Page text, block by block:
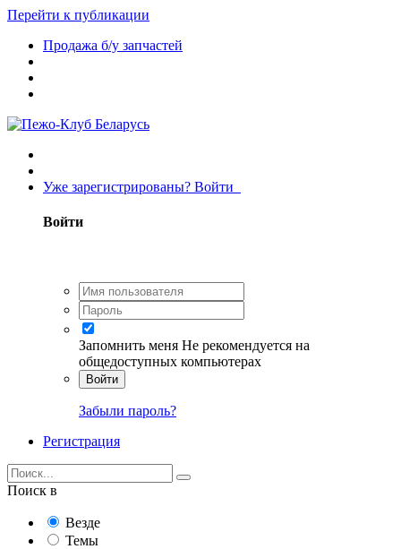
Перейти к публикации
Продажа б/у запчастей
Уже зарегистрированы? Войти
Войти
Запомнить меня Не рекомендуется на
общедоступных компьютерах
Войти
Забыли пароль?
Регистрация
Поиск в
Везде
Темы